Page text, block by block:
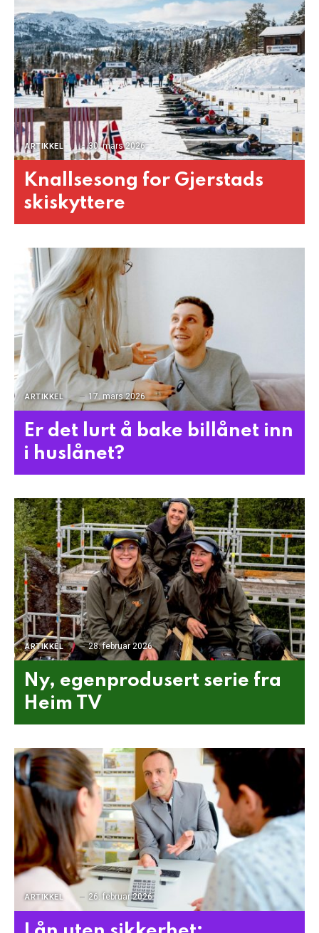
ARTIKKEL 30. mars 2026
Knallsesong for Gjerstads
skiskyttere
ARTIKKEL 17. mars 2026
Er det lurt å bake billånet inn
i huslånet?
ARTIKKEL 28. februar 2026
Ny, egenprodusert serie fra
Heim TV
ARTIKKEL 26. februar 2026